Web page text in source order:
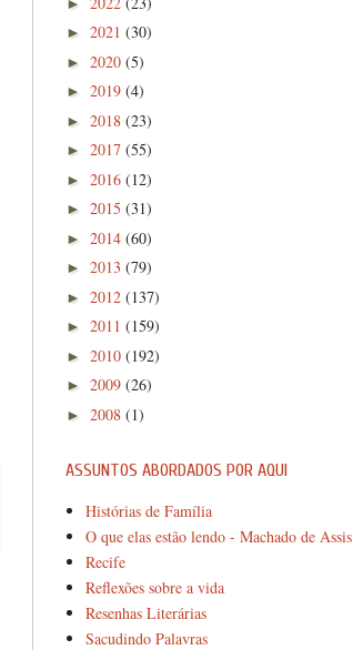
► 2021 (30)
► 2020 (5)
► 2019 (4)
► 2018 (23)
► 2017 (55)
► 2016 (12)
► 2015 (31)
► 2014 (60)
► 2013 (79)
► 2012 (137)
► 2011 (159)
► 2010 (192)
► 2009 (26)
► 2008 (1)
ASSUNTOS ABORDADOS POR AQUI
Histórias de Família
O que elas estão lendo - Machado de Assis
Recife
Reflexões sobre a vida
Resenhas Literárias
Sacudindo Palavras